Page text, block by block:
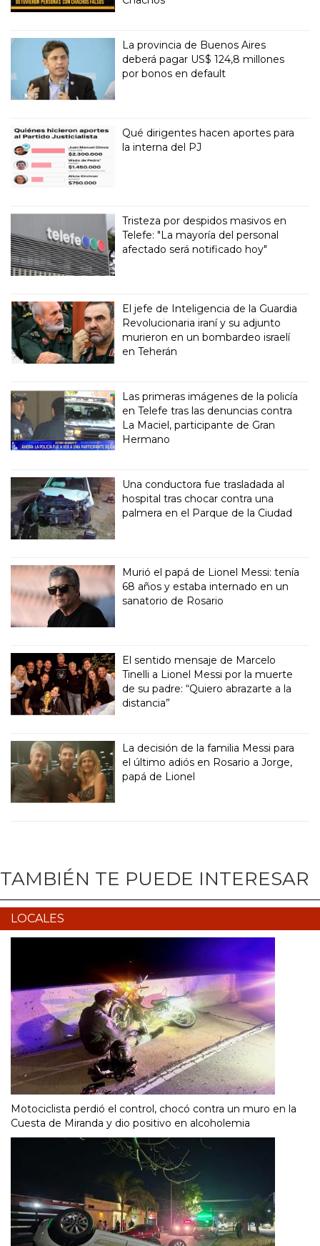
La provincia de Buenos Aires
deberá pagar US$ 124,8 millones
por bonos en default
Qué dirigentes hacen aportes para
la interna del PJ
Tristeza por despidos masivos en
Telefe: "La mayoría del personal
afectado será notificado hoy"
El jefe de Inteligencia de la Guardia
Revolucionaria iraní y su adjunto
murieron en un bombardeo israelí
en Teherán
Las primeras imágenes de la policía
en Telefe tras las denuncias contra
La Maciel, participante de Gran
Hermano
Una conductora fue trasladada al
hospital tras chocar contra una
palmera en el Parque de la Ciudad
Murió el papá de Lionel Messi: tenía
68 años y estaba internado en un
sanatorio de Rosario
El sentido mensaje de Marcelo
Tinelli a Lionel Messi por la muerte
de su padre: “Quiero abrazarte a la
distancia”
La decisión de la familia Messi para
el último adiós en Rosario a Jorge,
papá de Lionel
TAMBIÉN TE PUEDE INTERESAR
LOCALES
Motociclista perdió el control, chocó contra un muro en la
Cuesta de Miranda y dio positivo en alcoholemia